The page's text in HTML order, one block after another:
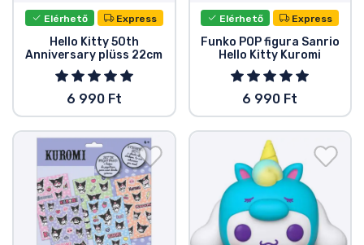
Elérhető Express
Hello Kitty 50th
Anniversary plüss 22cm
6 990 Ft
Elérhető Express
Funko POP figura Sanrio
Hello Kitty Kuromi
6 990 Ft
Terméktípusok
Márkák